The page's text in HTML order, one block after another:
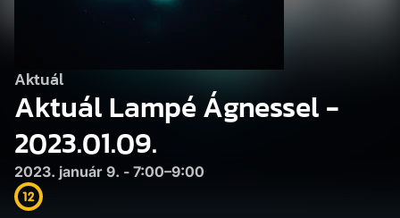
Hírek
Aktuál
Aktuál Lampé Ágnessel -
2023.01.09.
2023. január 9. - 7:00–9:00